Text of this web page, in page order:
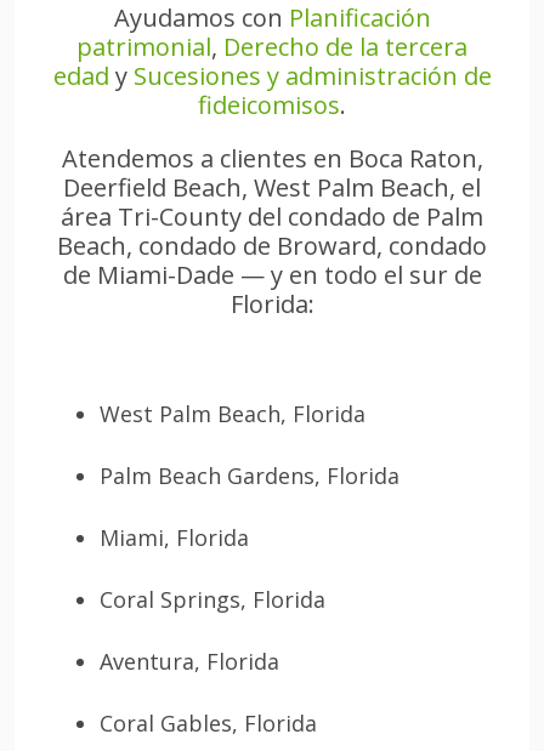
Ayudamos con Planificación
patrimonial, Derecho de la tercera
edad y Sucesiones y administración de
fideicomisos.
Atendemos a clientes en Boca Raton,
Deerfield Beach, West Palm Beach, el
área Tri-County del condado de Palm
Beach, condado de Broward, condado
de Miami-Dade — y en todo el sur de
Florida:
West Palm Beach, Florida
Palm Beach Gardens, Florida
Miami, Florida
Coral Springs, Florida
Aventura, Florida
Coral Gables, Florida